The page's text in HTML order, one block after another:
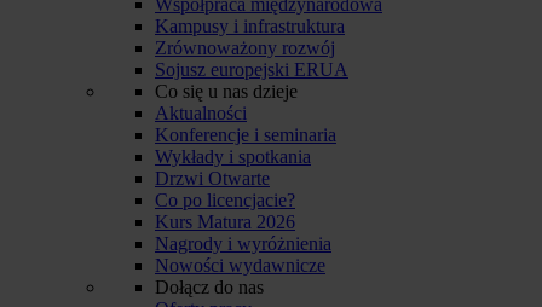
Kampusy i infrastruktura
Zrównoważony rozwój
Sojusz europejski ERUA
Co się u nas dzieje
Aktualności
Konferencje i seminaria
Wykłady i spotkania
Drzwi Otwarte
Co po licencjacie?
Kurs Matura 2026
Nagrody i wyróżnienia
Nowości wydawnicze
Dołącz do nas